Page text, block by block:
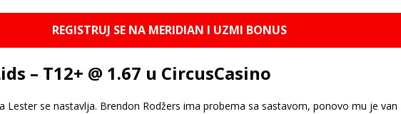
REGISTRUJ SE NA MERIDIAN I UZMI BONUS
– T12+ @ 1.67 u CircusCasino
Lester se nastavlja. Brendon Rodžers ima probema sa sastavom, ponovo mu je van